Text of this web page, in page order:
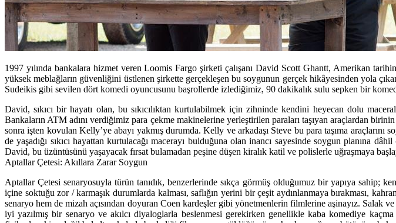
1997 yılında bankalara hizmet veren Loomis Fargo şirketi çalışanı David Scott Ghantt, Amerikan
yüksek meblağların güvenliğini üstlenen şirkette gerçekleşen bu soygunun gerçek hikâyesinden yola
Sudeikis gibi sevilen dört komedi oyuncusunu başrollerde izlediğimiz, 90 dakikalık sulu sepken bir
David, sıkıcı bir hayatı olan, bu sıkıcılıktan kurtulabilmek için zihninde kendini heyecan dolu
Bankaların ATM adını verdiğimiz para çekme makinelerine yerleştirilen paraları taşıyan araçlardan
sonra işten kovulan Kelly’ye abayı yakmış durumda. Kelly ve arkadaşı Steve bu para taşıma
de yaşadığı sıkıcı hayattan kurtulacağı macerayı bulduğuna olan inancı sayesinde soygun planına
David, bu üzüntüsünü yaşayacak fırsat bulamadan peşine düşen kiralık katil ve polislerle uğraşmaya
Aptallar Çetesi: Akıllara Zarar Soygun
Aptallar Çetesi senaryosuyla türün tanıdık, benzerlerinde sıkça görmüş olduğumuz bir yapıya sahip;
içine soktuğu zor / karmaşık durumlarda kalması, saflığın yerini bir çeşit aydınlanmaya bırakması,
senaryo hem de mizah açısından doyuran Coen kardeşler gibi yönetmenlerin filmlerine aşinayız. Salak
iyi yazılmış bir senaryo ve akılcı diyaloglarla beslenmesi gerekirken genellikle kaba komediye